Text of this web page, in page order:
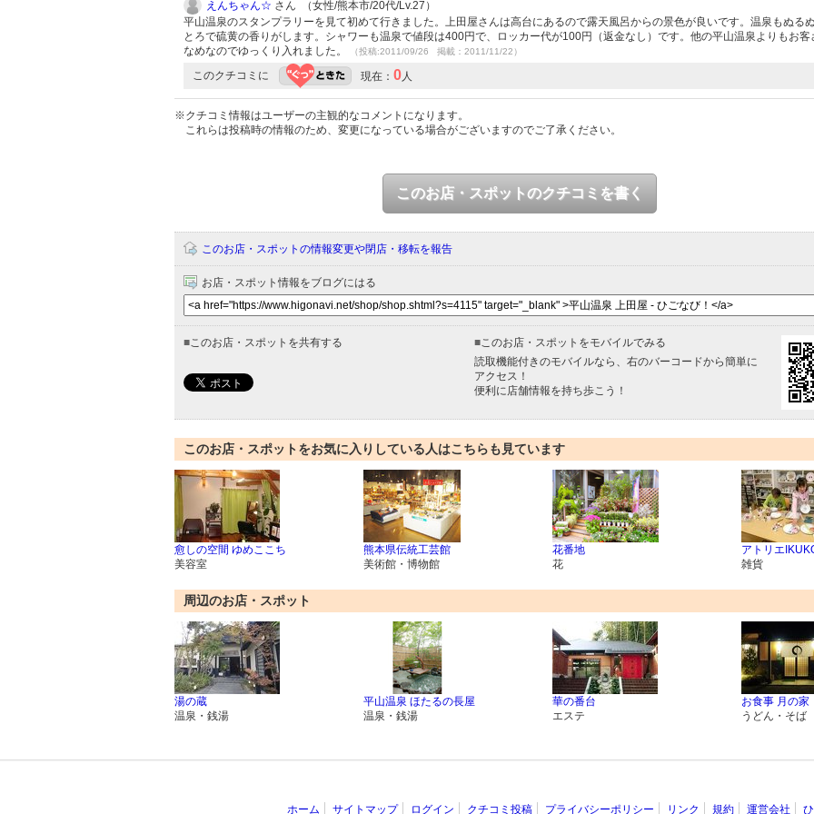
えんちゃん☆ さん （女性/熊本市/20代/Lv.27）
平山温泉のスタンプラリーを見て初めて行きました。上田屋さんは高台にあるので露天風呂からの景色が良いです。温泉もぬる
とろで硫黄の香りがします。シャワーも温泉で値段は400円で、ロッカー代が100円（返金なし）です。他の平山温泉よりもお客
なめなのでゆっくり入れました。
（投稿:2011/09/26 掲載：2011/11/22）
このクチコミに 現在： 0人
※クチコミ情報はユーザーの主観的なコメントになります。
これらは投稿時の情報のため、変更になっている場合がございますのでご了承ください。
このお店・スポットのクチコミを書く
このお店・スポットの情報変更や閉店・移転を報告
お店・スポット情報をブログにはる
■このお店・スポットを共有する ■このお店・スポットをモバイルでみる
読取機能付きのモバイルなら、右のバーコードから簡単に
アクセス！
便利に店舗情報を持ち歩こう！
このお店・スポットをお気に入りしている人はこちらも見ています
愈しの空間 ゆめここち
美容室
熊本県伝統工芸館
美術館・博物館
花番地
花
アトリエ
雑貨
周辺のお店・スポット
湯の蔵
温泉・銭湯
平山温泉 ほたるの長屋
温泉・銭湯
華の番台
エステ
お食事 月の家
うどん・そば
ホーム サイトマップ ログイン クチコミ投稿 プライバシーポリシー リンク 規約 運営会社